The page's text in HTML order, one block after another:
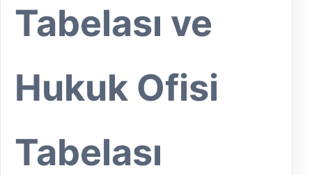
Tabelası ve
Hukuk Ofisi
Tabelası